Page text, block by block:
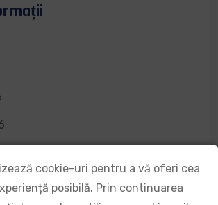
cookie-uri pentru a vă oferi cea
posibilă. Prin continuarea